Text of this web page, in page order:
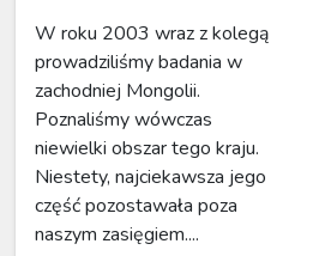
W roku 2003 wraz z kolegą
prowadziliśmy badania w
zachodniej Mongolii.
Poznaliśmy wówczas
niewielki obszar tego kraju.
Niestety, najciekawsza jego
część pozostawała poza
naszym zasięgiem....